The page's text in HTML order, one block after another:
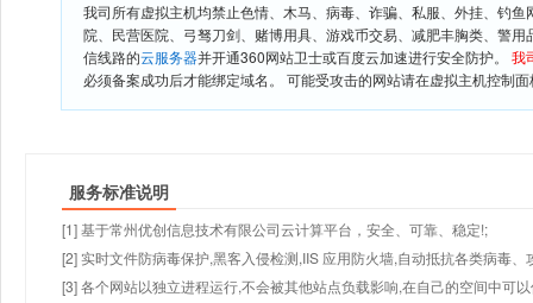
我司所有虚拟主机均禁止色情、木马、病毒、诈骗、私服、外挂、钓
院、民营医院、弓驽刀剑、赌博用具、游戏币交易、减肥丰胸类、警
信线路的云服务器并开通360网站卫士或百度云加速进行安全防护。 我
必须备案成功后才能绑定域名。 可能受攻击的网站请在虚拟主机控制
服务标准说明
[1] 基于常州优创信息技术有限公司云计算平台，安全、可靠、稳定!;
[2] 实时文件防病毒保护,黑客入侵检测,IIS 应用防火墙,自动抵抗各类病毒、
[3] 各个网站以独立进程运行,不会被其他站点负载影响,在自己的空间中可